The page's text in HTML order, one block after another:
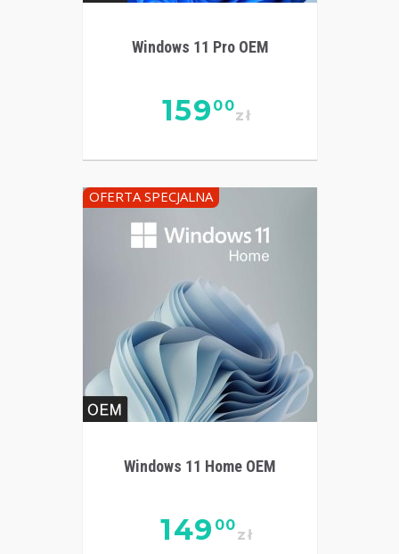
Windows 11 Pro OEM
159 00
zł
OFERTA SPECJALNA
Windows 11 Home OEM
149 00
zł